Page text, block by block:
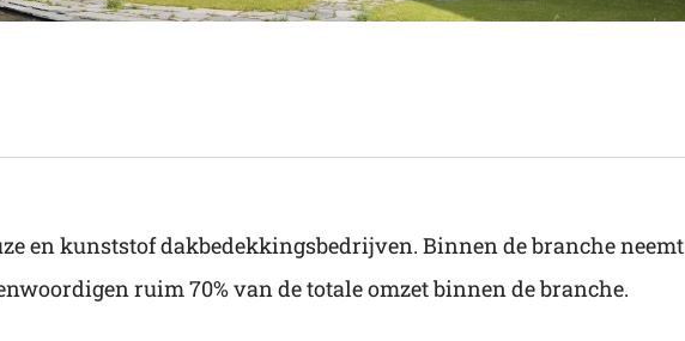
en kunststof dakbedekkingsbedrijven. Binnen de branche neemt
ruim 70% van de totale omzet binnen de branche.